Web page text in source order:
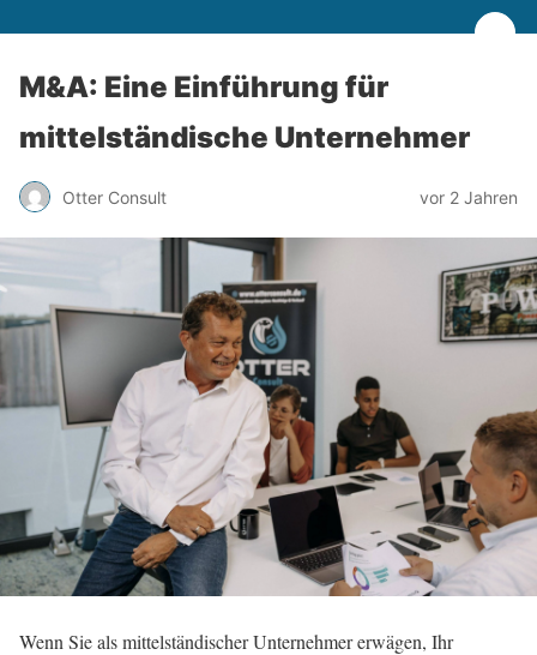
M&A: Eine Einführung für
mittelständische Unternehmer
Otter Consult vor 2 Jahren
Wenn Sie als mittelständischer Unternehmer erwägen, Ihr